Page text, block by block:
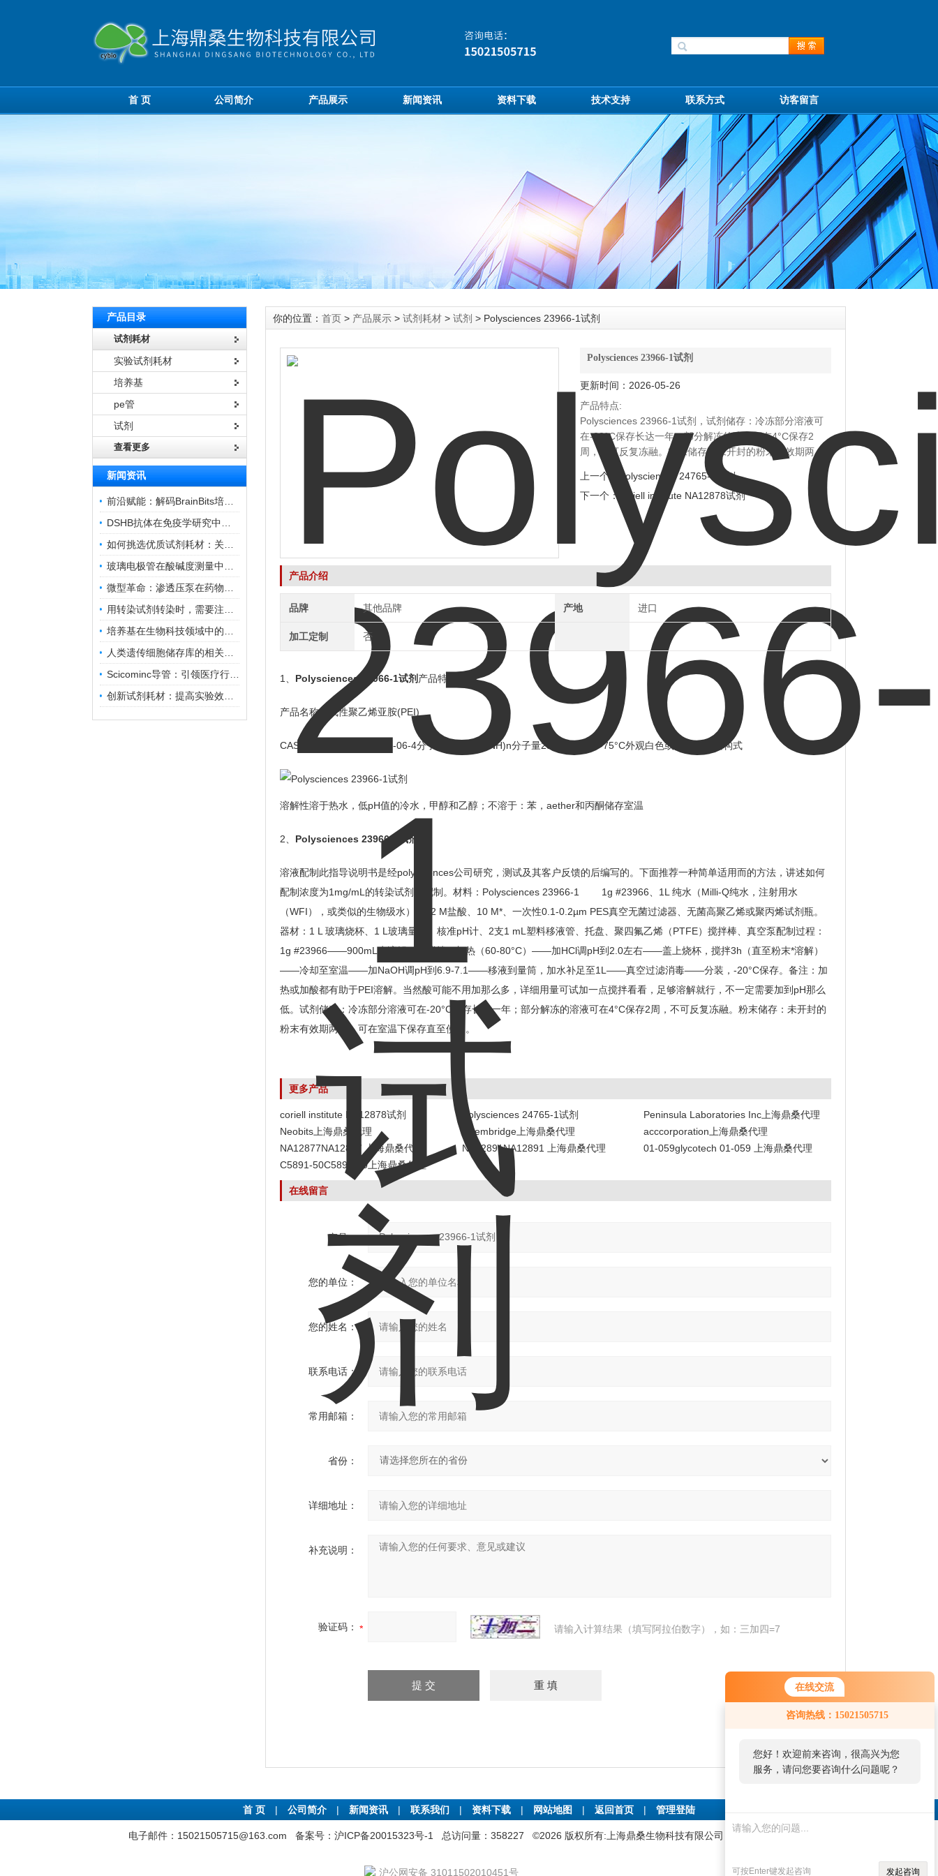
在线交流
咨询热线：15021505715
您好！欢迎前来咨询，很高兴为您
服务，请问您要咨询什么问题呢？
您好，看您停留很久了，是否找到
了需求产品，您可以直接在线与我
可按Enter键发起咨询 发起咨询
首 页 公司简介 产品展示 新闻资讯 资料下载 技术支持 联系方式 访客留言
产品目录
试剂耗材
实验试剂耗材
培养基
pe管
试剂
查看更多
新闻资讯
你的位置： 首页 > 产品展示 > 试剂耗材 > 试剂 > Polysciences 23966-1试剂
Polysciences 23966-1试剂
更新时间：2026-05-26
产品特点:
Polysciences 23966-1试剂，试剂储存：冷冻部分溶液可
在-20°C保存长达一年；部分解冻的溶液可在4°C保存2
周，不可反复冻融。粉末储存：未开封的粉末有效期两
年。可在室温下保存直至使用。
上一个：
Polysciences 24765-1试剂
下一个：
coriell institute NA12878试剂
产品介绍
品牌 其他品牌 产地 进口
加工定制 否
1、 Polysciences 23966-1试剂 产品特性:
产品名称：线性聚乙烯亚胺(PEI)
CAS号9002-98-6，26913-06-4分子式(CH2CH2NH)n分子量25000熔点73-75°C外观白色或黄色固体结构式
溶解性溶于热水，低pH值的冷水，甲醇和乙醇；不溶于：苯，aether和丙酮储存室温
2、 Polysciences 23966-1试剂
溶液配制此指导说明书是经polysciences公司研究，测试及其客户反馈的后编写的。下面推荐一种简单适用而的方法，讲述如何
配制浓度为1mg/mL的转染试剂的配制。材料：Polysciences 23966-1 1g #23966、1L 纯水（Milli-Q纯水，注射用水
（WFI），或类似的生物级水）、12 M盐酸、10 M*、一次性0.1-0.2µm PES真空无菌过滤器、无菌高聚乙烯或聚丙烯试剂瓶。
器材：1 L 玻璃烧杯、1 L玻璃量筒、核准pH计、2支1 mL塑料移液管、托盘、聚四氟乙烯（PTFE）搅拌棒、真空泵配制过程：
1g #23966——900mL水溶解——搅拌、加热（60-80°C）——加HCl调pH到2.0左右——盖上烧杯，搅拌3h（直至粉末*溶解）
——冷却至室温——加NaOH调pH到6.9-7.1——移液到量筒，加水补足至1L——真空过滤消毒——分装，-20°C保存。备注：加
热或加酸都有助于PEI溶解。当然酸可能不用加那么多，详细用量可试加一点搅拌看看，足够溶解就行，不一定需要加到pH那么
低。试剂储存：冷冻部分溶液可在-20°C保存长达一年；部分解冻的溶液可在4°C保存2周，不可反复冻融。粉末储存：未开封的
粉末有效期两年。可在室温下保存直至使用。
更多产品
coriell institute NA12878试剂 Polysciences 24765-1试剂
Peninsula Laboratories Inc上海鼎桑代理
Neobits上海鼎桑代理
Chembridge上海鼎桑代理
acccorporation上海鼎桑代理
NA12877NA12877 上海鼎桑代理
NA12891NA12891 上海鼎桑代理
01-059glycotech 01-059 上海鼎桑代理
C5891-50C5891-50上海鼎桑代理
在线留言
产品：
您的单位：
您的姓名：
联系电话：
常用邮箱：
省份：
详细地址：
补充说明：
验证码： 请输入计算结果（填写阿拉伯数字），如：三加四=7
首 页 | 公司简介 | 新闻资讯 | 联系我们 | 资料下载 | 网站地图 | 返回首页 | 管理登陆
电子邮件：15021505715@163.com 备案号：沪ICP备20015323号-1 总访问量：358227 ©2026 版权所有:上海鼎桑生物科技有限公司 技术支持：仪表网
沪公网安备 31011502010451号